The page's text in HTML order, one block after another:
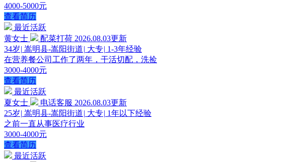
4000-5000元
查看简历
最近活跃
黄女士
配菜打荷 2026.08.03更新
34岁| 嵩明县-嵩阳街道| 大专| 1-3年经验
在营养餐公司工作了两年，干活切配，洗捡
3000-4000元
查看简历
最近活跃
夏女士
电话客服 2026.08.03更新
25岁| 嵩明县-嵩阳街道| 大专| 1年以下经验
之前一直从事医疗行业
3000-4000元
查看简历
最近活跃